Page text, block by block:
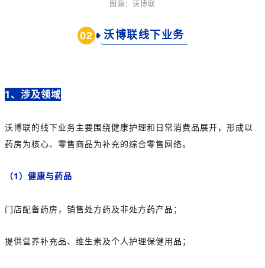
图源：沃博联
02 沃博联线下业务
1、涉及领域
沃博联的线下业务主要围绕健康护理和日常消费品展开，形成以
药房为核心、零售商品为补充的综合零售网络。
（1） 健康与药品
门店配备药房，销售处方药及非处方药产品；
提供营养补充品、维生素及个人护理保健用品；